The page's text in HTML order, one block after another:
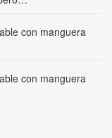
con manguera
con manguera